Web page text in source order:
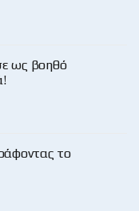
ως βοηθό
το